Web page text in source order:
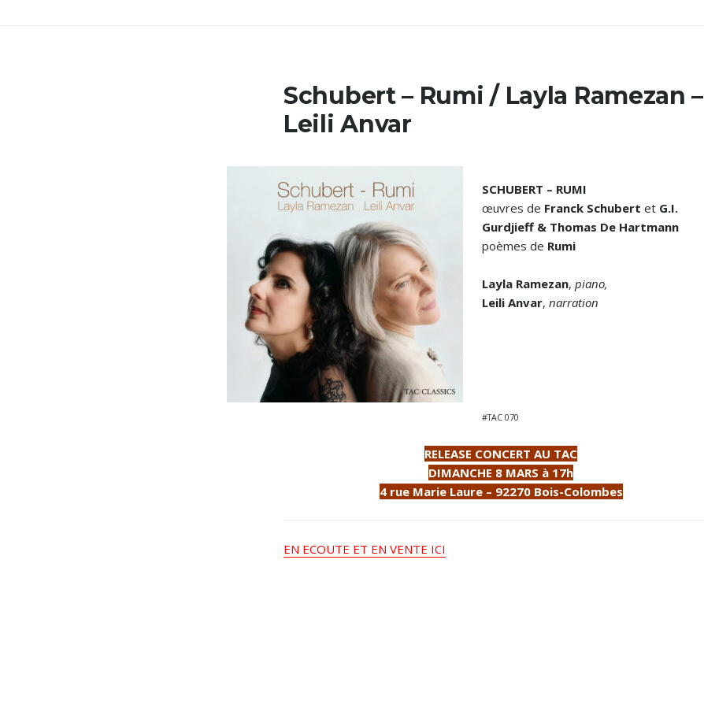
Schubert – Rumi / Layla Ramezan –
Leili Anvar
SCHUBERT – RUMI
œuvres de Franck Schubert et G.I.
Gurdjieff & Thomas De Hartmann
poèmes de Rumi
Layla Ramezan, piano,
Leili Anvar, narration
#TAC 070
RELEASE CONCERT AU TAC
DIMANCHE 8 MARS à 17h
4 rue Marie Laure – 92270 Bois-Colombes
EN ECOUTE ET EN VENTE ICI